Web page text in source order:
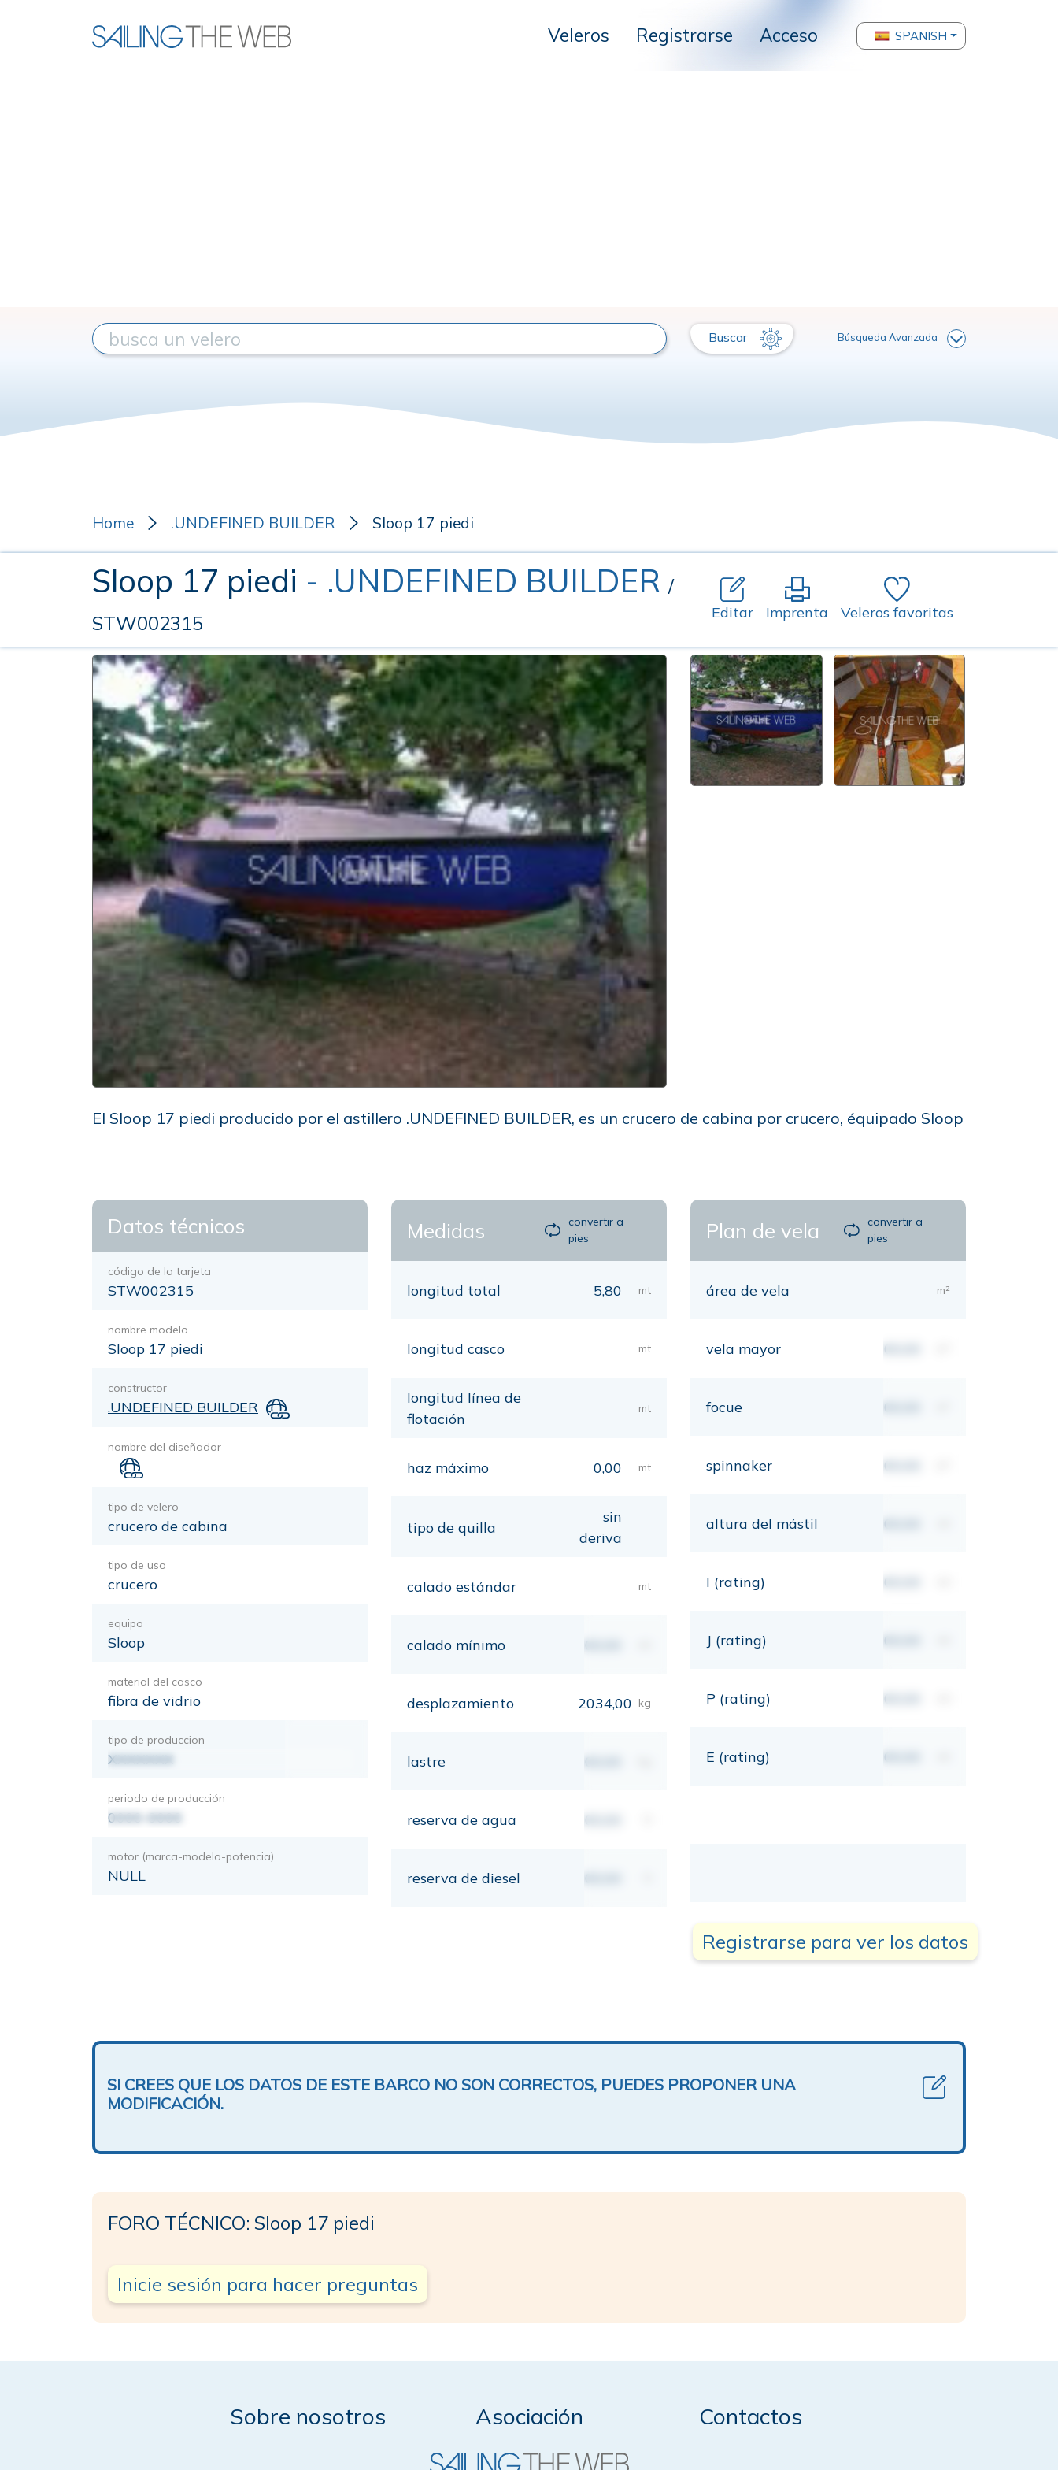
Veleros Registrarse Acceso SPANISH
Buscar Búsqueda Avanzada
Home .UNDEFINED BUILDER Sloop 17 piedi
Sloop 17 piedi - .UNDEFINED BUILDER /
STW002315
Editar Imprenta Veleros favoritas
El Sloop 17 piedi producido por el astillero .UNDEFINED BUILDER, es un crucero de cabina por crucero, équipado Sloop
Datos técnicos
código de la tarjeta
STW002315
nombre modelo
Sloop 17 piedi
constructor
.UNDEFINED BUILDER
nombre del diseñador
tipo de velero
crucero de cabina
tipo de uso
crucero
equipo
Sloop
material del casco
fibra de vidrio
tipo de produccion
XXXXXXX
periodo de producción
0000-0000
motor (marca-modelo-potencia)
NULL
Medidas
convertir a
pies
longitud total 5,80 mt
longitud casco mt
longitud línea de
flotación
mt
haz máximo 0,00 mt
tipo de quilla
sin
deriva
calado estándar mt
calado mínimo 00,00
desplazamiento 2034,00 kg
lastre 00,00
reserva de agua 00,00
reserva de diesel 00,00
Plan de vela
convertir a
pies
área de vela m²
vela mayor 00,00
focue 00,00
spinnaker 00,00
altura del mástil 00,00
I (rating) 00,00
J (rating) 00,00
P (rating) 00,00
E (rating) 00,00
Registrarse para ver los datos
SI CREES QUE LOS DATOS DE ESTE BARCO NO SON CORRECTOS, PUEDES PROPONER UNA
MODIFICACIÓN.
FORO TÉCNICO: Sloop 17 piedi
Inicie sesión para hacer preguntas
Sobre nosotros Asociación Contactos